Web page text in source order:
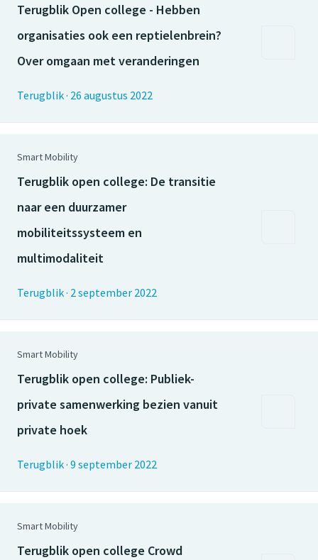
Terugblik Open college - Hebben
organisaties ook een reptielenbrein?
Over omgaan met veranderingen
Terugblik· 26 augustus 2022
Smart Mobility
Terugblik open college: De transitie
naar een duurzamer
mobiliteitssysteem en
multimodaliteit
Terugblik· 2 september 2022
Smart Mobility
Terugblik open college: Publiek-
private samenwerking bezien vanuit
private hoek
Terugblik· 9 september 2022
Smart Mobility
Terugblik open college Crowd